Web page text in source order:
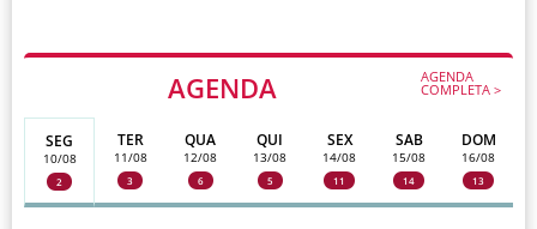
AGENDA AGENDA
COMPLETA >
SEG
10/08
2
TER
11/08
3
QUA
12/08
6
QUI
13/08
5
SEX
14/08
11
SAB
15/08
14
DOM
16/08
13